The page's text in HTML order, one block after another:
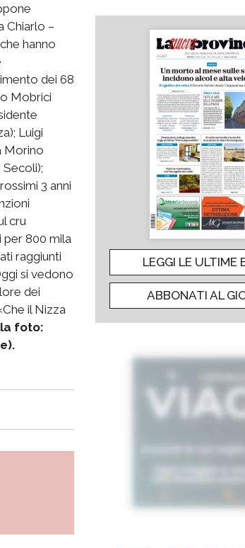
Chiarlo –
hanno
dei 68
Mobrici
Luigi
Morino
3 anni
cru
per 800 mila
raggiunti
si vedono
dei
il Nizza
foto:
LEGGI LE ULTIME
ABBONATI AL